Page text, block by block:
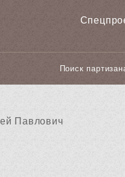
Поиск
Павлович